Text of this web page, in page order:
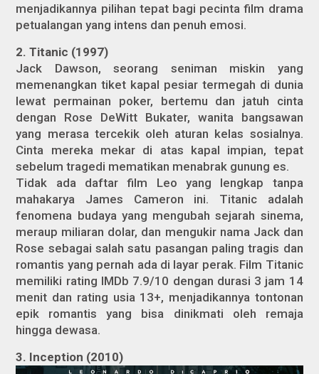
menjadikannya pilihan tepat bagi pecinta film drama
petualangan yang intens dan penuh emosi.
2. Titanic (1997)
Jack Dawson, seorang seniman miskin yang
memenangkan tiket kapal pesiar termegah di dunia
lewat permainan poker, bertemu dan jatuh cinta
dengan Rose DeWitt Bukater, wanita bangsawan
yang merasa tercekik oleh aturan kelas sosialnya.
Cinta mereka mekar di atas kapal impian, tepat
sebelum tragedi mematikan menabrak gunung es.
Tidak ada daftar film Leo yang lengkap tanpa
mahakarya James Cameron ini. Titanic adalah
fenomena budaya yang mengubah sejarah sinema,
meraup miliaran dolar, dan mengukir nama Jack dan
Rose sebagai salah satu pasangan paling tragis dan
romantis yang pernah ada di layar perak. Film Titanic
memiliki rating IMDb 7.9/10 dengan durasi 3 jam 14
menit dan rating usia 13+, menjadikannya tontonan
epik romantis yang bisa dinikmati oleh remaja
hingga dewasa.
3. Inception (2010)